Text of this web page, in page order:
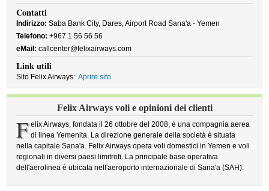
Contatti
Indirizzo: Saba Bank City, Dares, Airport Road Sana'a - Yemen
Telefono: +967 1 56 56 56
eMail: callcenter@felixairways.com
Link utili
Sito Felix Airways: Aprire sito
Felix Airways voli e opinioni dei clienti
F elix Airways, fondata il 26 ottobre del 2008, è una compagnia aerea
di linea Yemenita. La direzione generale della società è situata
nella capitale Sana'a. Felix Airways opera voli domestici in Yemen e voli
regionali in diversi paesi limitrofi. La principale base operativa
dell'aerolinea è ubicata nell'aeroporto internazionale di Sana'a (SAH).